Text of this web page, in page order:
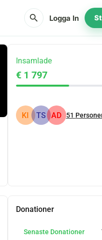
search Logga In
Insamlade
€ 1 797
KI TS AD 51
Donationer
Senaste Donationer